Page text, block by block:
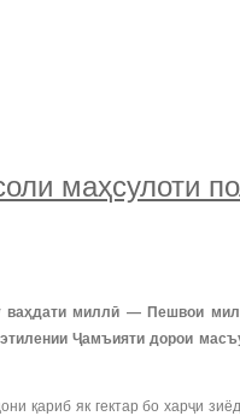
маҳсулоти
миллӣ — Пешвои
Ҷамъияти дорои
қариб як гектар бо харҷи